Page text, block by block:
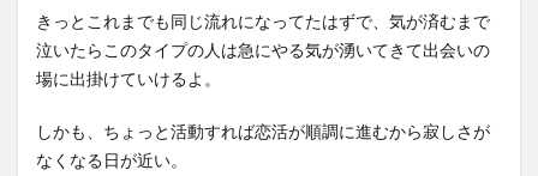
きっとこれまでも同じ流れになってたはずで、気が済むまで
泣いたらこのタイプの人は急にやる気が湧いてきて出会いの
場に出掛けていけるよ。
しかも、ちょっと活動すれば恋活が順調に進むから寂しさが
なくなる日が近い。